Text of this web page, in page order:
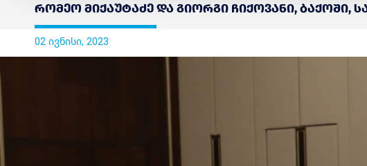
რომეო მიქაუტაძე და გიორგი ჩიქოვანი,
02 ივნისი, 2023